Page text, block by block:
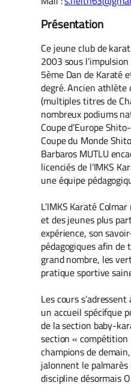
Présentation
Ce jeune club de
2003 sous
5ème Dan de Karaté
degré. Ancien
(multiples titres de
nombreux podiums
Coupe d’Europe
Coupe du Monde
Barbaros MUTLU
licenciés de l’IMKS
une équipe
L’IMKS Karaté
et des jeunes plus
expérience, son
pédagogiques afin
grand nombre, les
pratique sportive
Les cours
un accueil spécifque
de la section baby-
section « compétition
champions de
jalonnent le
discipline désormais